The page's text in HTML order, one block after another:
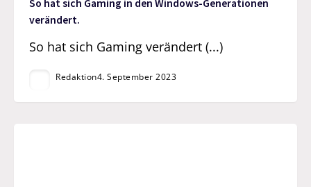
So hat sich Gaming in den Windows-Generationen
verändert.
So hat sich Gaming verändert (...)
Redaktion4. September 2023